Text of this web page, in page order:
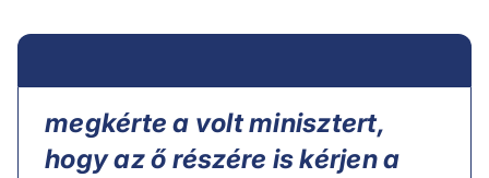
megkérte a volt minisztert,
hogy az ő részére is kérjen a